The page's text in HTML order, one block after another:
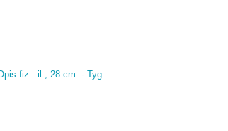
fiz.: il ; 28 cm. - Tyg.